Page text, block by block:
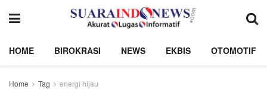
HOME BIROKRASI NEWS EKBIS OTOMOTIF
Home Tag energi hijau